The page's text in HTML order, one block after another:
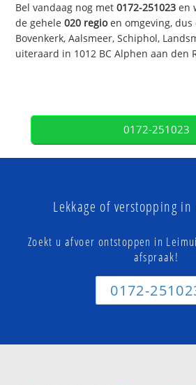
Bel vandaag nog met0172-251023 en
de gehele020 regioen omgeving, dus
Bovenkerk, Aalsmeer, Schiphol,
uiteraard in 1012 BC Alphen aan den
0172-251023
Lekkage of verstopping
Zoekt u afvoer ontstoppen in
afspraak!
0172-